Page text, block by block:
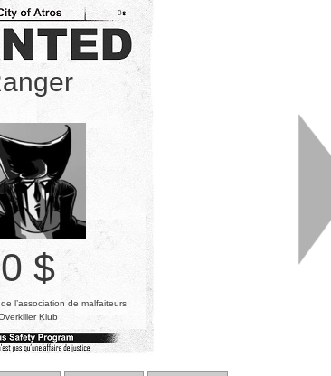
0
0 $
l’association de malfaiteurs
Klub